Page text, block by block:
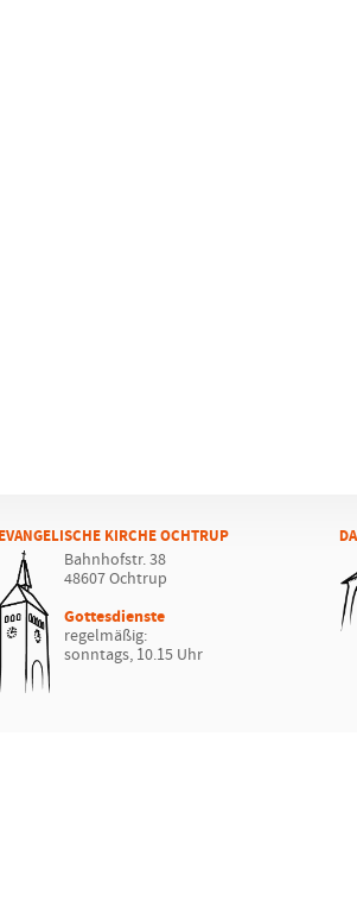
EVANGELISCHE KIRCHE OCHTRUP
Bahnhofstr. 38
48607 Ochtrup
Gottesdienste
regelmäßig:
sonntags, 10.15 Uhr